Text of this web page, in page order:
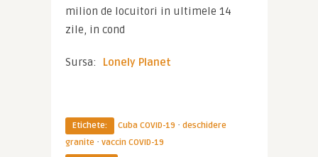
milion de locuitori in ultimele 14
zile, in cond
Sursa: Lonely Planet
Etichete: Cuba COVID-19 · deschidere
granite· vaccin COVID-19